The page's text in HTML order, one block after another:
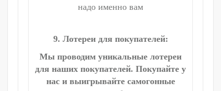
надо именно вам
9. Лотереи для покупателей:
Мы проводим уникальные лотереи
для наших покупателей. Покупайте у
нас и выигрывайте самогонные